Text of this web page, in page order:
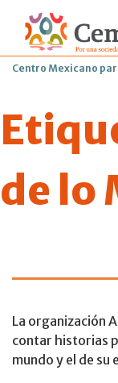
Centro Mexicano
de lo
La organización
contar historias
mundo y el de su